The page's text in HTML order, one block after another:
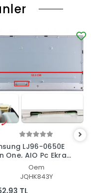
LJ96-0650E
One, AIO Pc Ekran
Oem
JQHK843Y
TL